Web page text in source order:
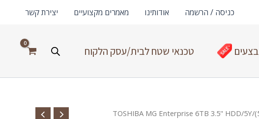
כניסה / הרשמה אודותינו מאמרים מקצועיים יצירת קשר
טכנאי שטח לבית/עסק הלקוח